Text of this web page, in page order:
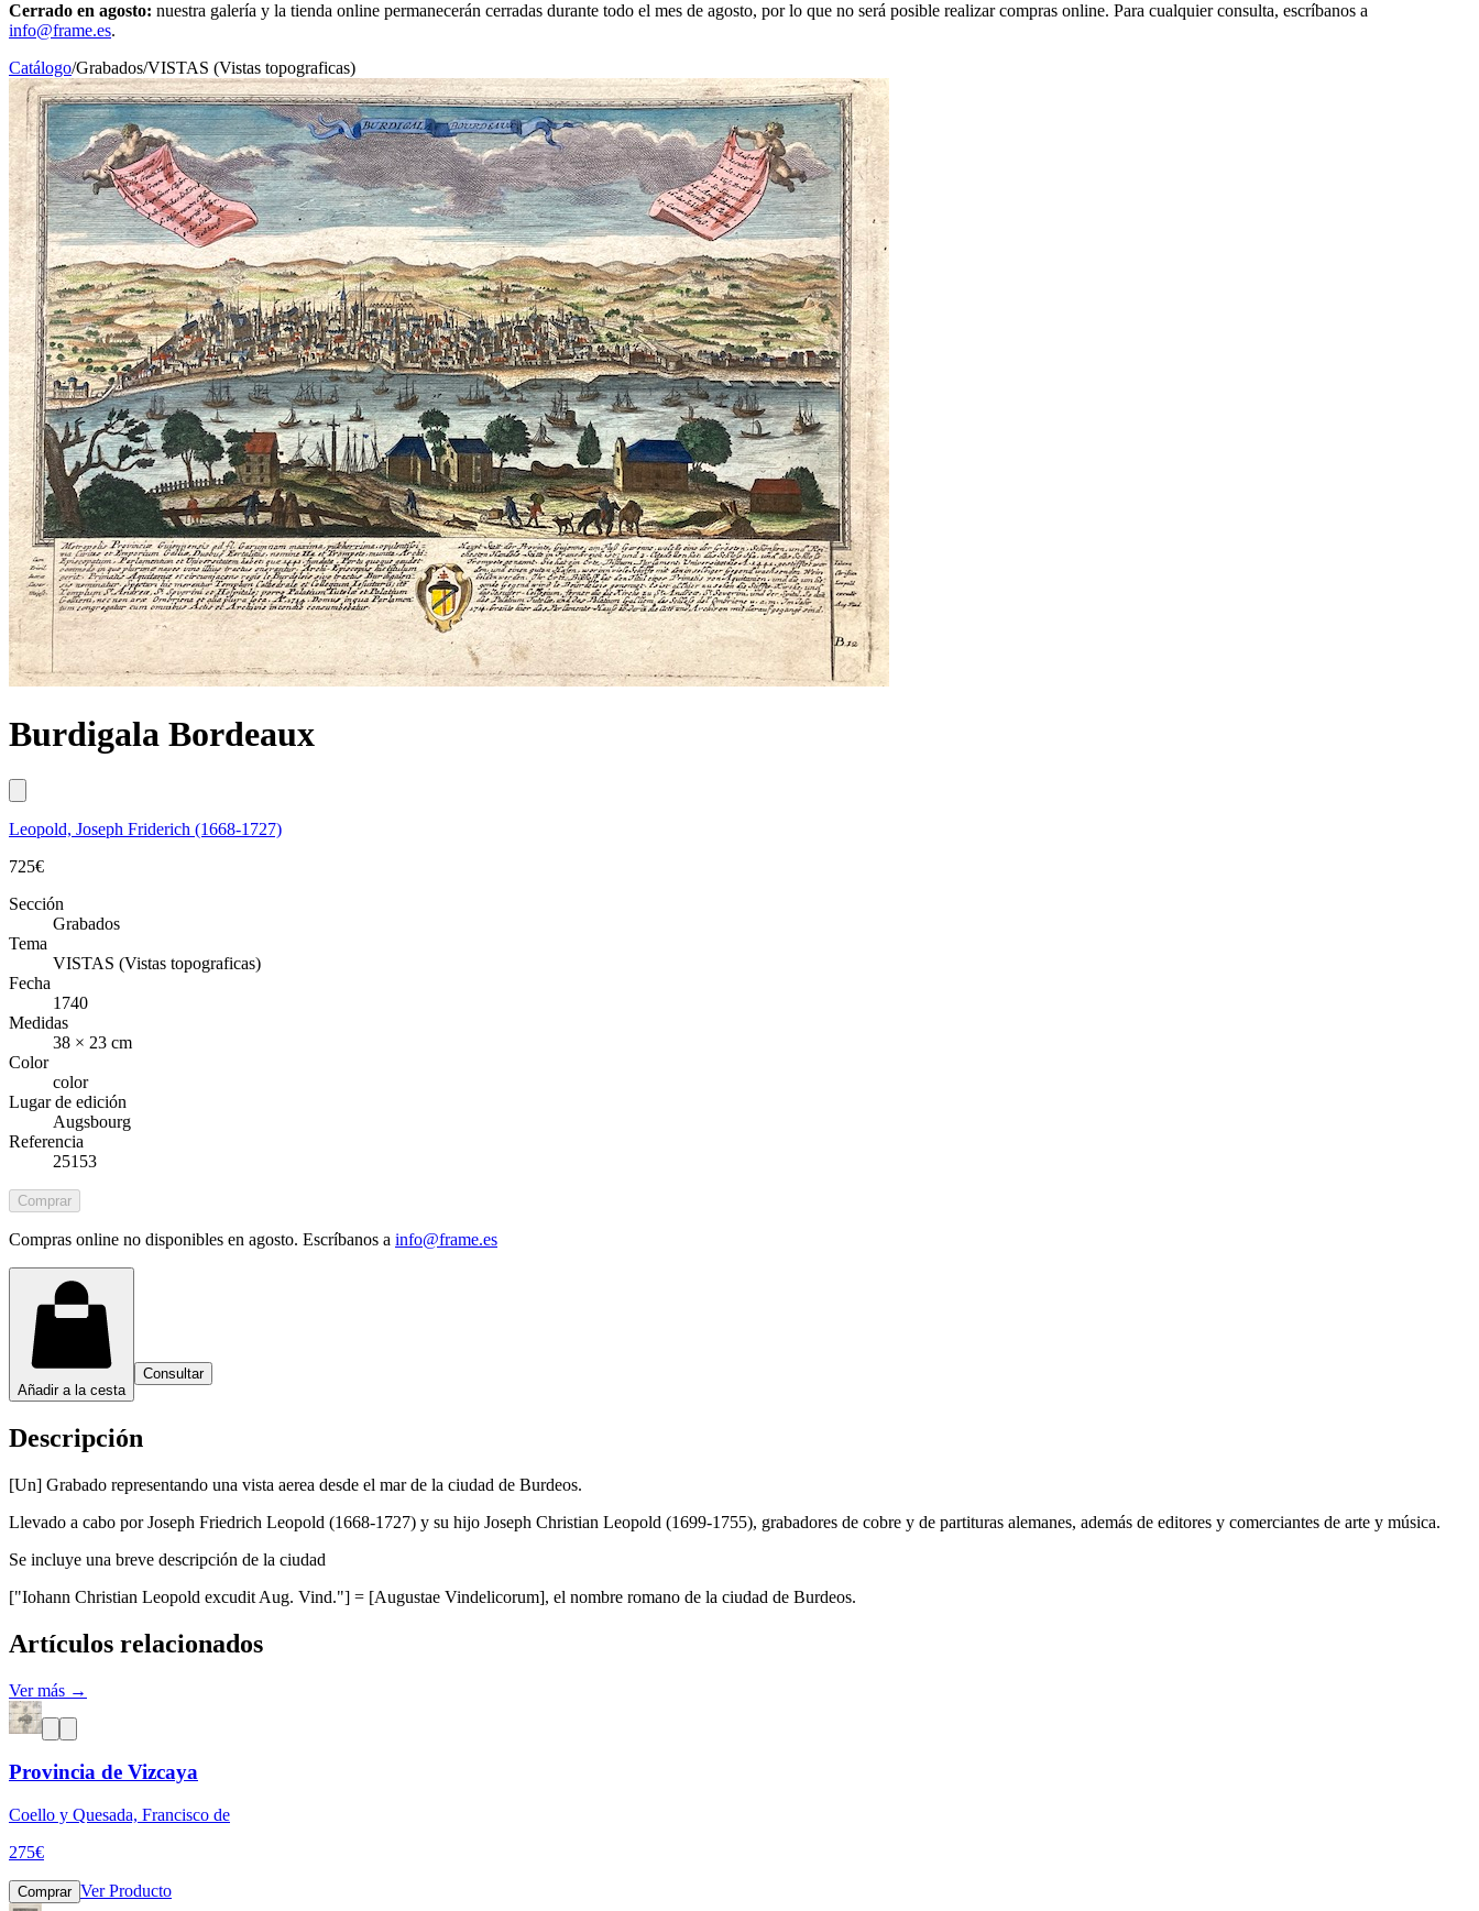
Cerrado en agosto: nuestra galería y la tienda online permanecerán cerradas durante todo el mes de agosto, por lo que no será posible realizar compras online. Para cualquier consulta, escríbanos a
info@frame.es.
Catálogo/Grabados/VISTAS (Vistas topograficas)
Burdigala Bordeaux
Leopold, Joseph Friderich (1668-1727)
725€
Sección
Grabados
Tema
VISTAS (Vistas topograficas)
Fecha
1740
Medidas
38 × 23 cm
Color
color
Lugar de edición
Augsbourg
Referencia
25153
Comprar
Compras online no disponibles en agosto. Escríbanos a info@frame.es
Añadir a la cesta
Consultar
Descripción
[Un] Grabado representando una vista aerea desde el mar de la ciudad de Burdeos.
Llevado a cabo por Joseph Friedrich Leopold (1668-1727) y su hijo Joseph Christian Leopold (1699-1755), grabadores de cobre y de partituras alemanes, además de editores y comerciantes de arte y música.
Se incluye una breve descripción de la ciudad
["Iohann Christian Leopold excudit Aug. Vind."] = [Augustae Vindelicorum], el nombre romano de la ciudad de Burdeos.
Artículos relacionados
Ver más →
Provincia de Vizcaya
Coello y Quesada, Francisco de
275€
Comprar Ver Producto